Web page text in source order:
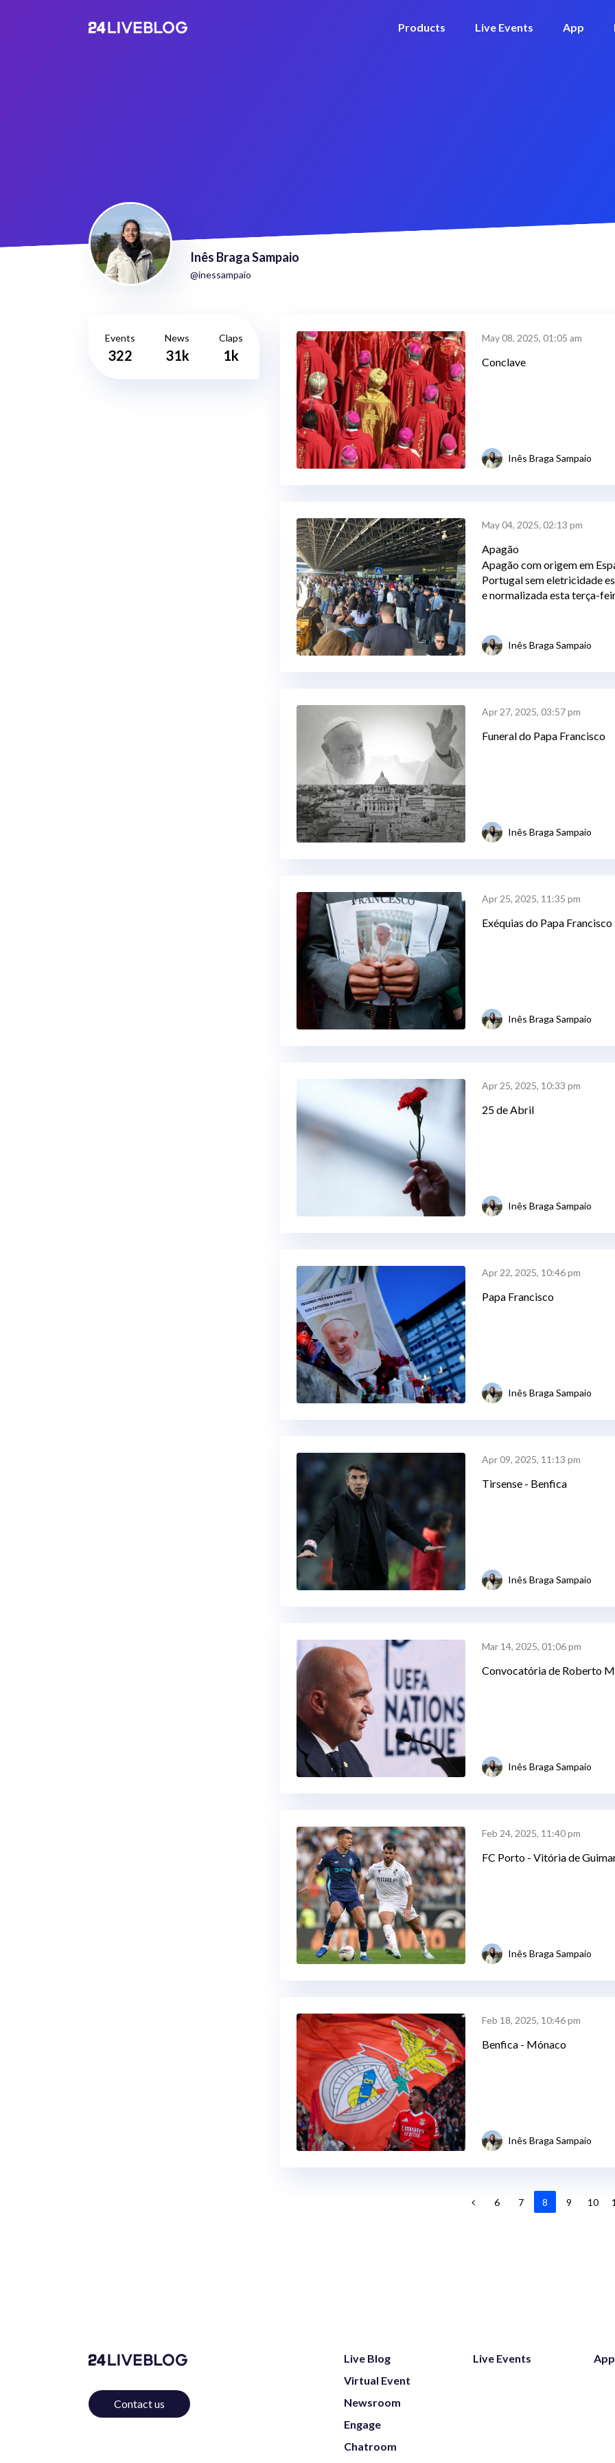
Products Live Events App
Inês Braga Sampaio
@inessampaio
Events
322
News
31k
Claps
1k
May 08, 2025, 01:05 am
Conclave
Inês Braga Sampaio
May 04, 2025, 02:13 pm
Apagão
Apagão com origem em
Portugal sem eletricidade
e normalizada esta terça-
Inês Braga Sampaio
Apr 27, 2025, 03:57 pm
Funeral do Papa Francisco
Inês Braga Sampaio
Apr 25, 2025, 11:35 pm
Exéquias do Papa Francisco
Inês Braga Sampaio
Apr 25, 2025, 10:33 pm
25 de Abril
Inês Braga Sampaio
Apr 22, 2025, 10:46 pm
Papa Francisco
Inês Braga Sampaio
Apr 09, 2025, 11:13 pm
Tirsense - Benfica
Inês Braga Sampaio
Mar 14, 2025, 01:06 pm
Convocatória de Roberto
Inês Braga Sampaio
Feb 24, 2025, 11:40 pm
FC Porto - Vitória de
Inês Braga Sampaio
Feb 18, 2025, 10:46 pm
Benfica - Mónaco
Inês Braga Sampaio
6 7 8 9 10
Contact us
Live Blog
Virtual Event
Newsroom
Engage
Chatroom
Live Events App